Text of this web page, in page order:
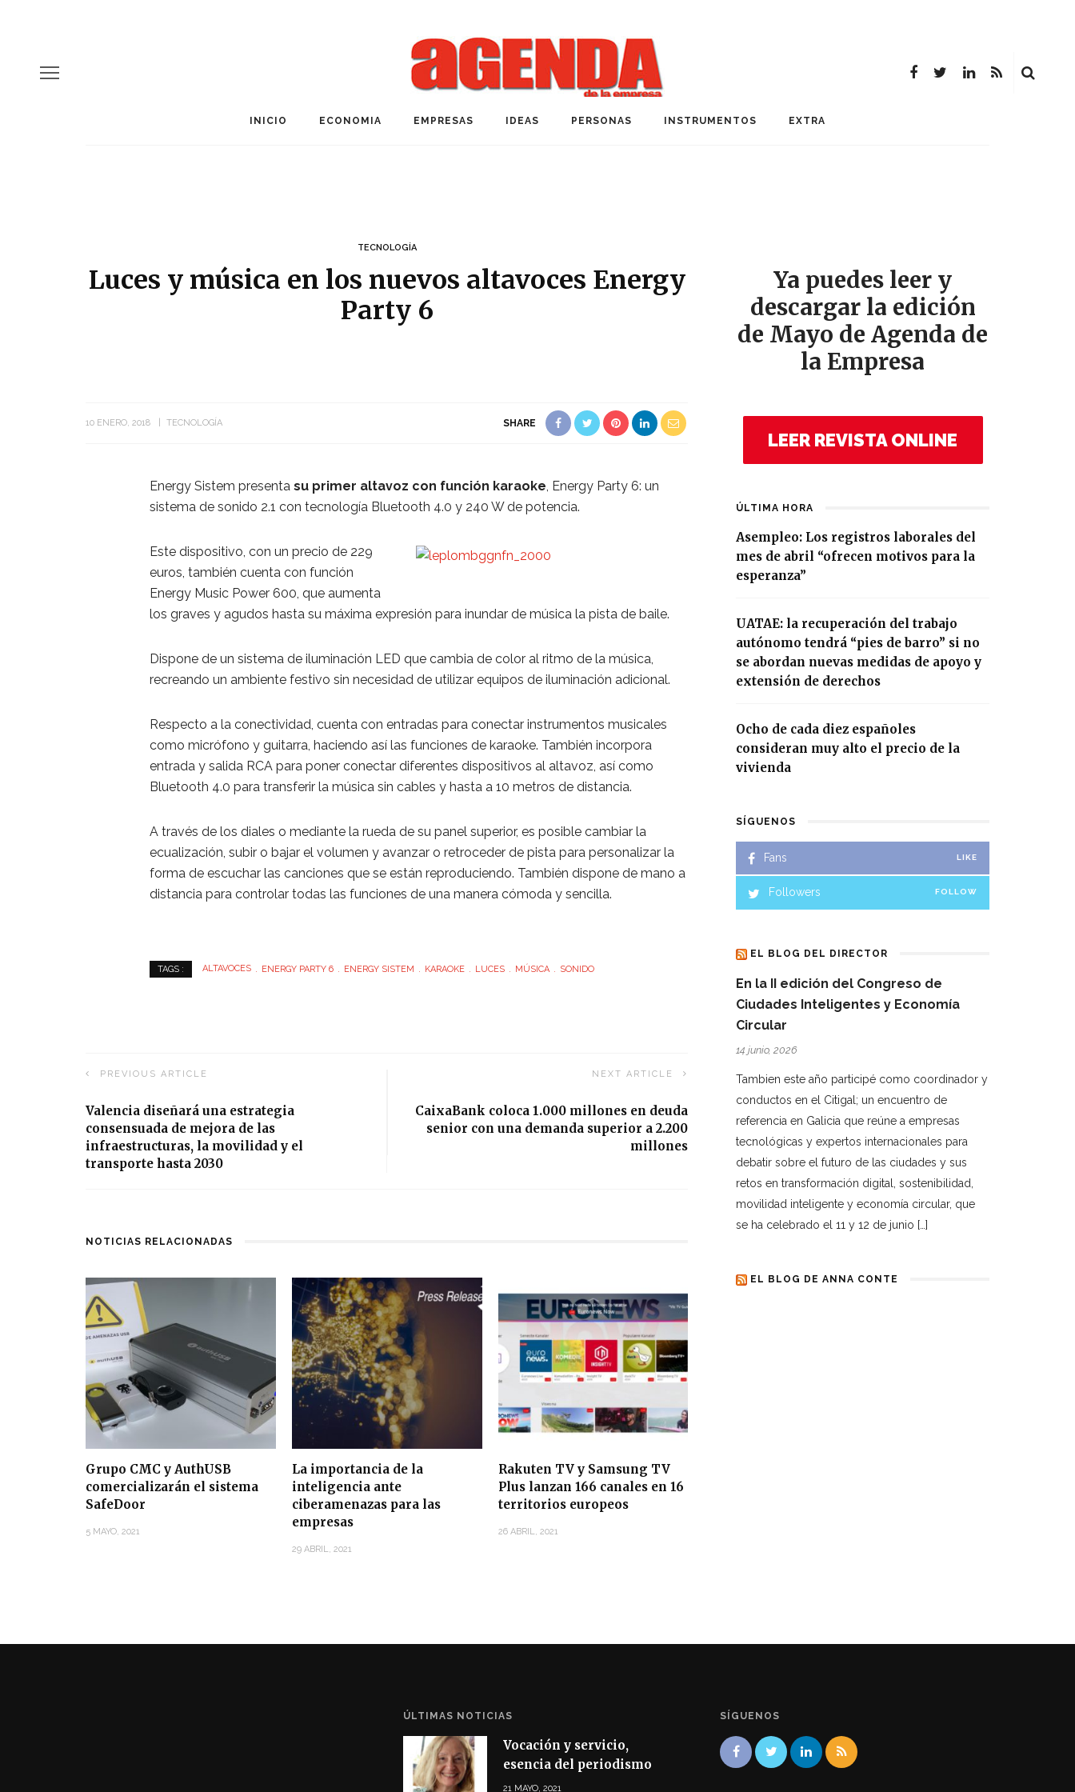
INICIO ECONOMIA EMPRESAS IDEAS PERSONAS INSTRUMENTOS EXTRA
TECNOLOGÍA
Luces y música en los nuevos altavoces Energy
Party 6
10 ENERO, 2018 TECNOLOGÍA SHARE
Energy Sistem presenta su primer altavoz con función karaoke, Energy Party 6: un
sistema de sonido 2.1 con tecnología Bluetooth 4.0 y 240 W de potencia.
Este dispositivo, con un precio de 229
euros, también cuenta con función
Energy Music Power 600, que aumenta
los graves y agudos hasta su máxima expresión para inundar de música la pista de baile.
Dispone de un sistema de iluminación LED que cambia de color al ritmo de la música,
recreando un ambiente festivo sin necesidad de utilizar equipos de iluminación adicional.
Respecto a la conectividad, cuenta con entradas para conectar instrumentos musicales
como micrófono y guitarra, haciendo así las funciones de karaoke. También incorpora
entrada y salida RCA para poner conectar diferentes dispositivos al altavoz, así como
Bluetooth 4.0 para transferir la música sin cables y hasta a 10 metros de distancia.
A través de los diales o mediante la rueda de su panel superior, es posible cambiar la
ecualización, subir o bajar el volumen y avanzar o retroceder de pista para personalizar la
forma de escuchar las canciones que se están reproduciendo. También dispone de mano a
distancia para controlar todas las funciones de una manera cómoda y sencilla.
TAGS : ALTAVOCES ENERGY PARTY 6 ENERGY SISTEM KARAOKE LUCES MÚSICA SONIDO
PREVIOUS ARTICLE
Valencia diseñará una estrategia
consensuada de mejora de las
infraestructuras, la movilidad y el
transporte hasta 2030
NEXT ARTICLE
CaixaBank coloca 1.000 millones en deuda
senior con una demanda superior a 2.200
millones
NOTICIAS RELACIONADAS
Grupo CMC y AuthUSB
comercializarán el sistema
SafeDoor
5 MAYO, 2021
La importancia de la
inteligencia ante
ciberamenazas para las
empresas
29 ABRIL, 2021
Rakuten TV y Samsung TV
Plus lanzan 166 canales en 16
territorios europeos
26 ABRIL, 2021
Ya puedes leer y
descargar la edición
de Mayo de Agenda de
la Empresa
LEER REVISTA ONLINE
ÚLTIMA HORA
Asempleo: Los registros laborales del
mes de abril “ofrecen motivos para la
esperanza”
UATAE: la recuperación del trabajo
autónomo tendrá “pies de barro” si no
se abordan nuevas medidas de apoyo y
extensión de derechos
Ocho de cada diez españoles
consideran muy alto el precio de la
vivienda
SÍGUENOS
Fans LIKE
Followers FOLLOW
EL BLOG DEL DIRECTOR
En la II edición del Congreso de
Ciudades Inteligentes y Economía
Circular
14 junio, 2026
Tambien este año participé como coordinador y
conductos en el Citigal; un encuentro de
referencia en Galicia que reúne a empresas
tecnológicas y expertos internacionales para
debatir sobre el futuro de las ciudades y sus
retos en transformación digital, sostenibilidad,
movilidad inteligente y economía circular, que
se ha celebrado el 11 y 12 de junio […]
EL BLOG DE ANNA CONTE
ÚLTIMAS NOTICIAS
Vocación y servicio,
esencia del periodismo
21 MAYO, 2021
SÍGUENOS